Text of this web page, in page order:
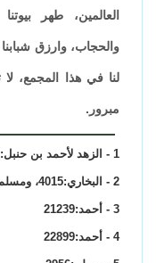
العالمين، طهر
والحجاب، وارزق
لنا في هذا المجمع،
مبرور.
1 - الزهد لأحمد بن حنبل:62
2 - البخاري:4015، ومسلم:2961
3 - أحمد:21239
4 - أحمد:22899